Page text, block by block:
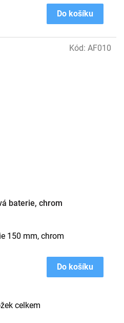
Do košíku
baterie, chrom
Do košíku
150 mm, chrom
Kód: AF010
O celkem